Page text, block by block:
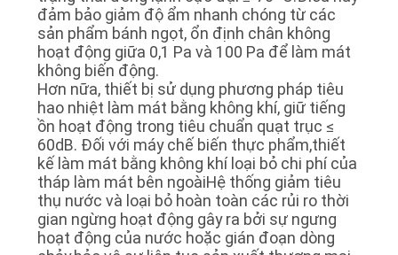
đảm bảo giảm độ ẩm nhanh chóng từ các
sản phẩm bánh ngọt, ổn định chân không
hoạt động giữa 0,1 Pa và 100 Pa để làm mát
không biến động.
Hơn nữa, thiết bị sử dụng phương pháp tiêu
hao nhiệt làm mát bằng không khí, giữ tiếng
ồn hoạt động trong tiêu chuẩn quạt trục ≤
60dB. Đối với máy chế biến thực phẩm,thiết
kế làm mát bằng không khí loại bỏ chi phí của
tháp làm mát bên ngoàiHệ thống giảm tiêu
thụ nước và loại bỏ hoàn toàn các rủi ro thời
gian ngừng hoạt động gây ra bởi sự ngưng
hoạt động của nước hoặc gián đoạn dòng